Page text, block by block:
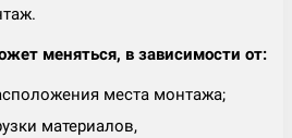
меняться, в зависимости от:
места монтажа;
материалов,